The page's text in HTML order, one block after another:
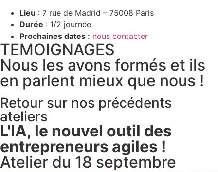
Lieu : 7 rue de Madrid – 75008 Paris
Durée : 1/2 journée
Prochaines dates : nous contacter
TEMOIGNAGES
Nous les avons formés et ils
en parlent mieux que nous !
Retour sur nos précédents
ateliers
L'IA, le nouvel outil des
entrepreneurs agiles !
Atelier du 18 septembre